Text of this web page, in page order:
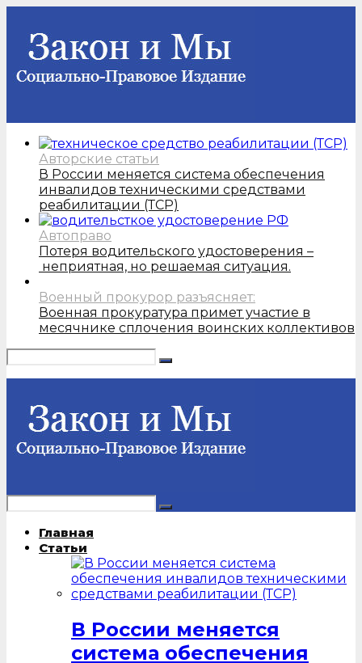
Авторские статьи
В России меняется система обеспечения
инвалидов техническими средствами
реабилитации (ТСР)
Автоправо
Потеря водительского удостоверения –
неприятная, но решаемая ситуация.
Военный прокурор разъясняет:
Военная прокуратура примет участие в
месячнике сплочения воинских коллективов
Главная
Статьи
В России меняется
система обеспечения